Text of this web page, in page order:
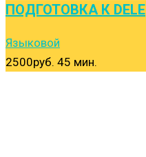
ПОДГОТОВКА К DELE
Языковой
2500руб. 45 мин.